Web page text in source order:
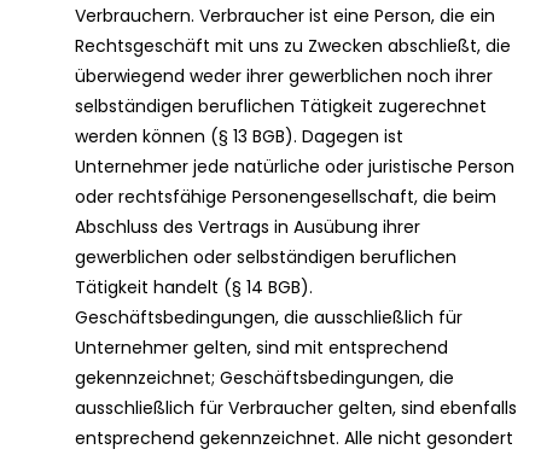
Verbrauchern. Verbraucher ist eine Person, die ein
Rechtsgeschäft mit uns zu Zwecken abschließt, die
überwiegend weder ihrer gewerblichen noch ihrer
selbständigen beruflichen Tätigkeit zugerechnet
werden können (§ 13 BGB). Dagegen ist
Unternehmer jede natürliche oder juristische Person
oder rechtsfähige Personengesellschaft, die beim
Abschluss des Vertrags in Ausübung ihrer
gewerblichen oder selbständigen beruflichen
Tätigkeit handelt (§ 14 BGB).
Geschäftsbedingungen, die ausschließlich für
Unternehmer gelten, sind mit entsprechend
gekennzeichnet; Geschäftsbedingungen, die
ausschließlich für Verbraucher gelten, sind ebenfalls
entsprechend gekennzeichnet. Alle nicht gesondert